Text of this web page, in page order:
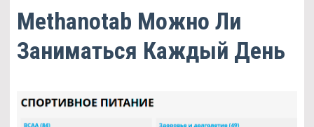
Methanotab Можно Ли
Заниматься Каждый День